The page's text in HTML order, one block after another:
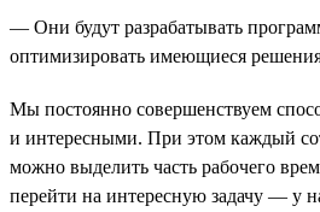
— Они будут разрабатывать
оптимизировать имеющиеся
Мы постоянно совершенствуем
и интересными. При этом каждый
можно выделить часть рабочего
перейти на интересную задачу — у